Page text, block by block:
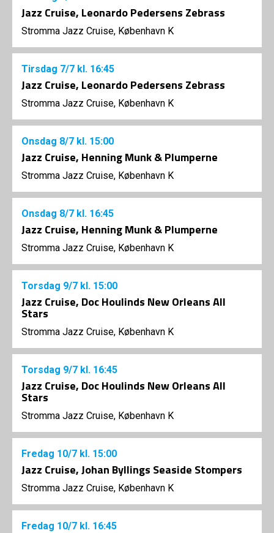
Jazz Cruise, Leonardo Pedersens Zebrass
Stromma Jazz Cruise, København K
Tirsdag 7/7 kl. 16:45
Jazz Cruise, Leonardo Pedersens Zebrass
Stromma Jazz Cruise, København K
Onsdag 8/7 kl. 15:00
Jazz Cruise, Henning Munk & Plumperne
Stromma Jazz Cruise, København K
Onsdag 8/7 kl. 16:45
Jazz Cruise, Henning Munk & Plumperne
Stromma Jazz Cruise, København K
Torsdag 9/7 kl. 15:00
Jazz Cruise, Doc Houlinds New Orleans All
Stars
Stromma Jazz Cruise, København K
Torsdag 9/7 kl. 16:45
Jazz Cruise, Doc Houlinds New Orleans All
Stars
Stromma Jazz Cruise, København K
Fredag 10/7 kl. 15:00
Jazz Cruise, Johan Byllings Seaside Stompers
Stromma Jazz Cruise, København K
Fredag 10/7 kl. 16:45